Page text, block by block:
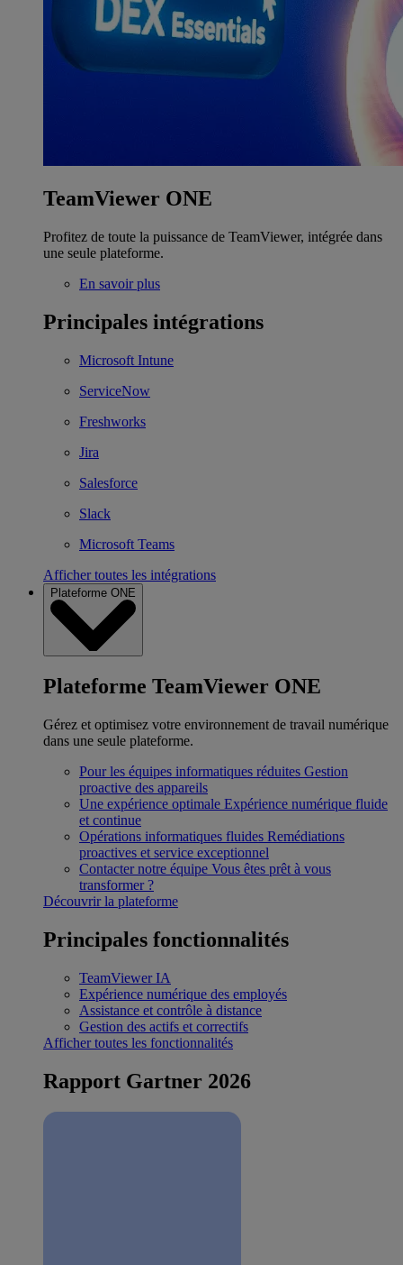
TeamViewer ONE
Profitez de toute la puissance de TeamViewer, intégrée dans
une seule plateforme.
En savoir plus
Principales intégrations
Microsoft Intune
ServiceNow
Freshworks
Jira
Salesforce
Slack
Microsoft Teams
Afficher toutes les intégrations
Plateforme ONE
Plateforme TeamViewer ONE
Gérez et optimisez votre environnement de travail numérique
dans une seule plateforme.
Pour les équipes informatiques réduites Gestion
proactive des appareils
Une expérience optimale Expérience numérique fluide
et continue
Opérations informatiques fluides Remédiations
proactives et service exceptionnel
Contacter notre équipe Vous êtes prêt à vous
transformer ?
Découvrir la plateforme
Principales fonctionnalités
TeamViewer IA
Expérience numérique des employés
Assistance et contrôle à distance
Gestion des actifs et correctifs
Afficher toutes les fonctionnalités
Rapport Gartner 2026